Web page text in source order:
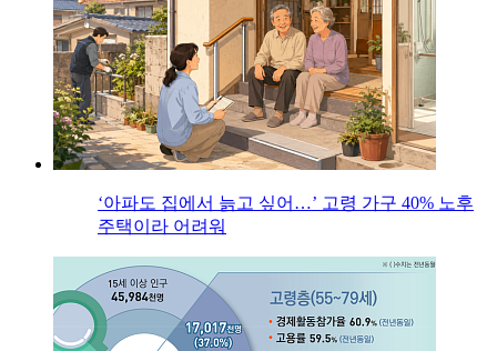
‘아파도 집에서 늙고 싶어…’ 고령 가구 40% 노후
주택이라 어려워